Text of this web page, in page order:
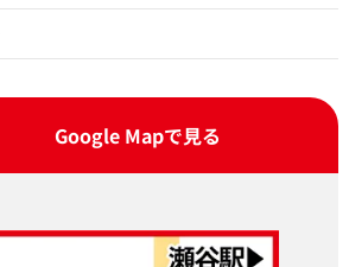
Google Mapで見る